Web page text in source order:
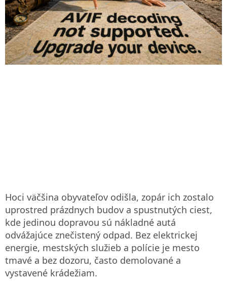
Hoci väčšina obyvateľov odišla, zopár ich zostalo
uprostred prázdnych budov a spustnutých ciest,
kde jedinou dopravou sú nákladné autá
odvážajúce znečistený odpad. Bez elektrickej
energie, mestských služieb a polície je mesto
tmavé a bez dozoru, často demolované a
vystavené krádežiam.